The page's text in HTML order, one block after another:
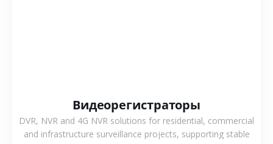
Видеорегистраторы
DVR, NVR and 4G NVR solutions for residential, commercial
and infrastructure surveillance projects, supporting stable